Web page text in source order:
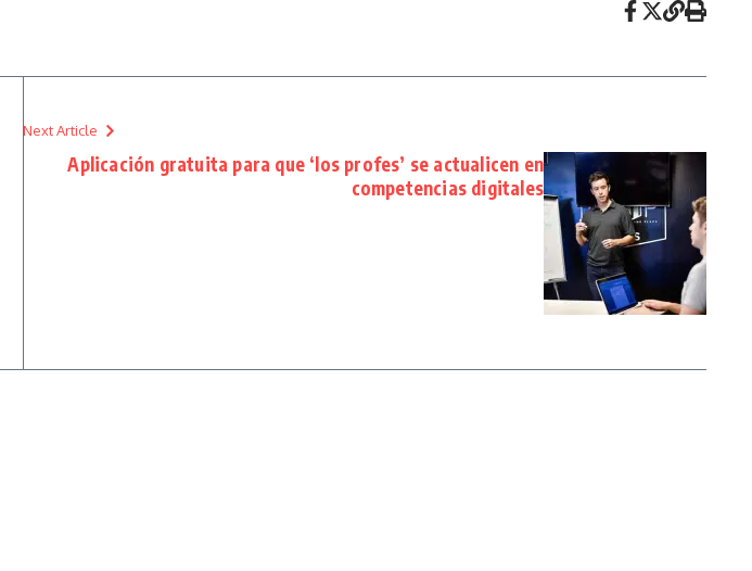
Next Article
Aplicación gratuita para que ‘los profes’ se actualicen en
competencias digitales